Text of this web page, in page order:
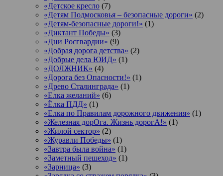
«Детское кресло (7)
«Детям Подмосковья – безопасные дороги» (2)
«Детям-безопасные дороги!» (1)
«Диктант Победы» (3)
«Дни Росгвардии» (9)
«Добрая дорога детства» (2)
«Добрые дела ЮИД» (1)
«ДОЛЖНИК» (4)
«Дорога без Опасности!» (1)
«Древо Сталинграда» (1)
«Елка желаний» (6)
«Ёлка ПДД» (1)
«Елка по Правилам дорожного движения» (1)
«Железная дорОга. Жизнь дорогА!» (1)
«Жилой сектор» (2)
«Журавли Победы» (1)
«Завтра была война» (1)
«Заметный пешеход» (1)
«Зарница» (3)